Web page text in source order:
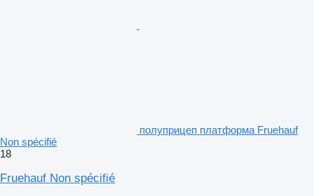
полуприцеп платформа Fruehauf
Non spécifié
18
Fruehauf Non spécifié